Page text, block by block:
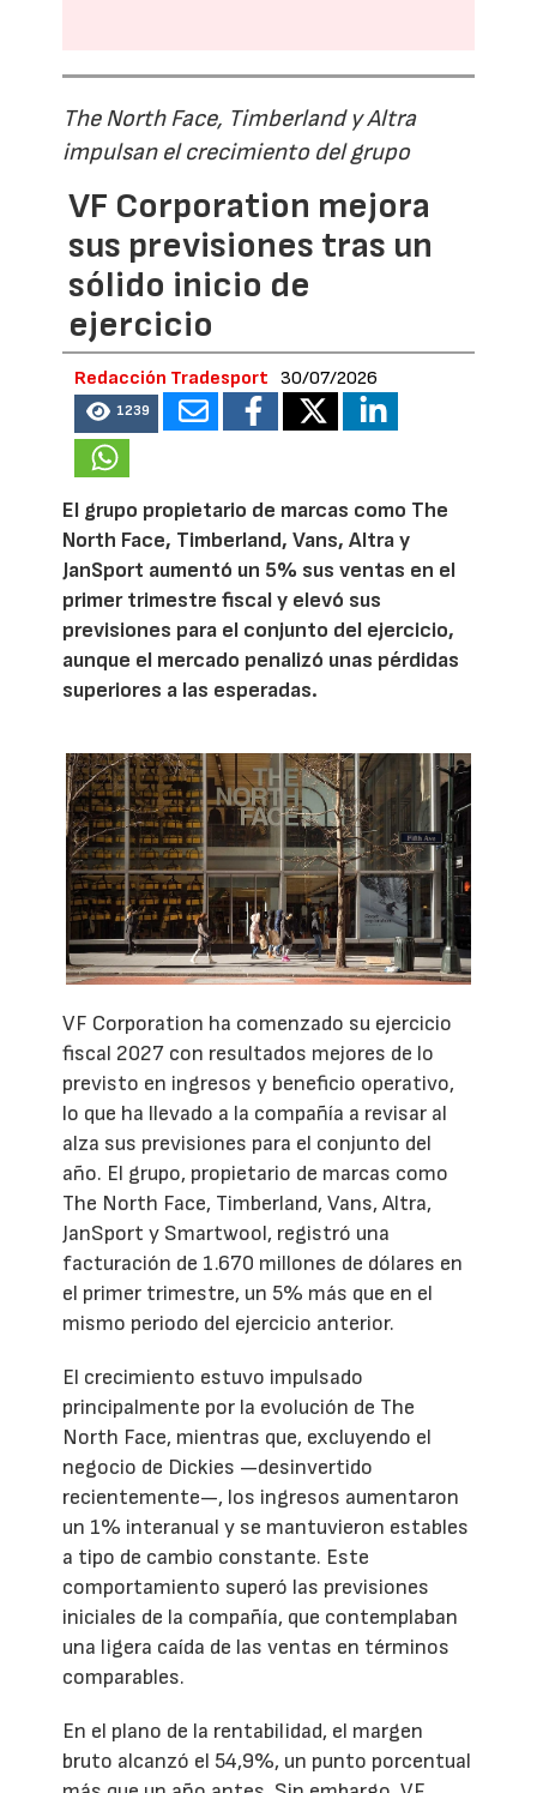
The North Face, Timberland y Altra
impulsan el crecimiento del grupo
VF Corporation mejora
sus previsiones tras un
sólido inicio de
ejercicio
Redacción Tradesport 30/07/2026
1239
El grupo propietario de marcas como The
North Face, Timberland, Vans, Altra y
JanSport aumentó un 5% sus ventas en el
primer trimestre fiscal y elevó sus
previsiones para el conjunto del ejercicio,
aunque el mercado penalizó unas pérdidas
superiores a las esperadas.
VF Corporation ha comenzado su ejercicio
fiscal 2027 con resultados mejores de lo
previsto en ingresos y beneficio operativo,
lo que ha llevado a la compañía a revisar al
alza sus previsiones para el conjunto del
año. El grupo, propietario de marcas como
The North Face, Timberland, Vans, Altra,
JanSport y Smartwool, registró una
facturación de 1.670 millones de dólares en
el primer trimestre, un 5% más que en el
mismo periodo del ejercicio anterior.
El crecimiento estuvo impulsado
principalmente por la evolución de The
North Face, mientras que, excluyendo el
negocio de Dickies —desinvertido
recientemente—, los ingresos aumentaron
un 1% interanual y se mantuvieron estables
a tipo de cambio constante. Este
comportamiento superó las previsiones
iniciales de la compañía, que contemplaban
una ligera caída de las ventas en términos
comparables.
En el plano de la rentabilidad, el margen
bruto alcanzó el 54,9%, un punto porcentual